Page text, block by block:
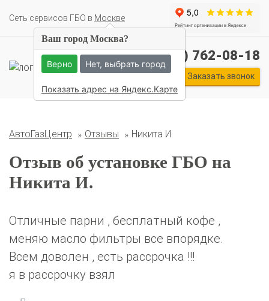
Cеть сервисов ГБО в Москве
Комплекты ГБО на иномарки:
BMW Ford Geely HAVAL Hyundai Infiniti KIA
Lexus Mazda Mercedes Mitsubishi
+7 (495) 762-08-18
Заказать звонок
АвтоГазЦентр Отзывы Никита И.
Отзыв об установке ГБО на
Никита И.
Отличные парни , бесплатный кофе ,
меняю масло фильтры все впорядке.
Всем доволен , есть рассрочка !!!
я в рассрочку взял
Ваш город Москва?
Верно Нет, выбрать город
Показать адрес на Яндекс.Карте